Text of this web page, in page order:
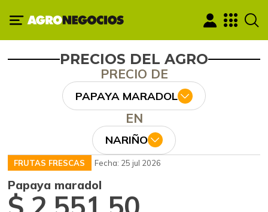
PRECIOS DEL AGRO
PRECIO DE
PAPAYA MARADOL
EN
NARIÑO
FRUTAS FRESCAS Fecha: 25 jul 2026
Papaya maradol